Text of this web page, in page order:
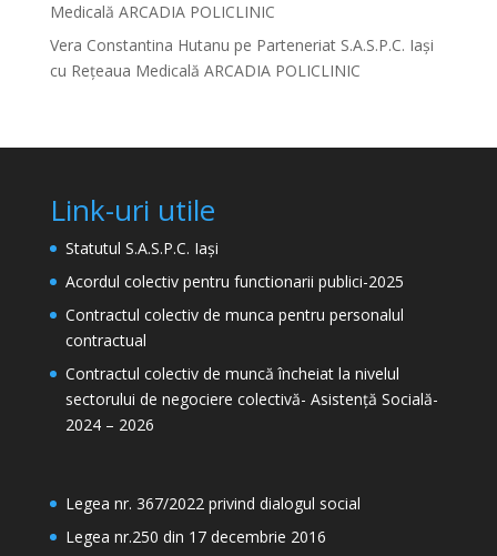
Medicală ARCADIA POLICLINIC
Vera Constantina Hutanu pe Parteneriat S.A.S.P.C. Iași
cu Rețeaua Medicală ARCADIA POLICLINIC
Link-uri utile
Statutul S.A.S.P.C. Iași
Acordul colectiv pentru functionarii publici-2025
Contractul colectiv de munca pentru personalul
contractual
Contractul colectiv de muncă încheiat la nivelul
sectorului de negociere colectivă- Asistență Socială-
2024 – 2026
Legea nr. 367/2022 privind dialogul social
Legea nr.250 din 17 decembrie 2016